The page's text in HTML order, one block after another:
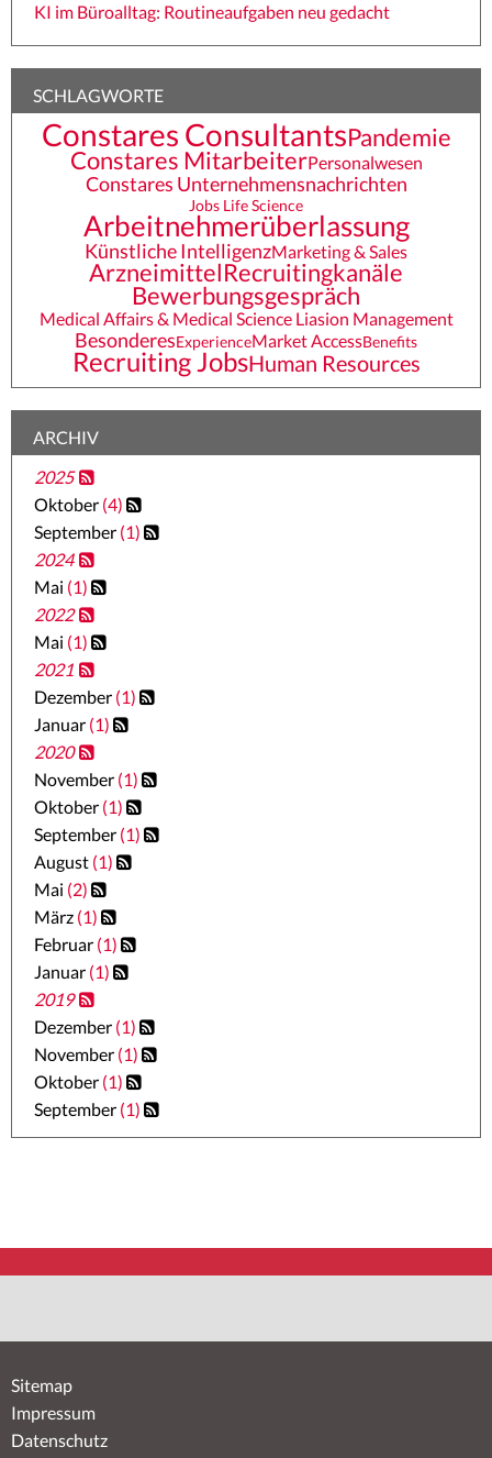
KI im Büroalltag: Routineaufgaben neu gedacht
SCHLAGWORTE
Constares ConsultantsPandemie
Constares MitarbeiterPersonalwesen
Constares Unternehmensnachrichten
Jobs Life Science
Arbeitnehmerüberlassung
Künstliche IntelligenzMarketing & Sales
ArzneimittelRecruitingkanäle
Bewerbungsgespräch
Medical Affairs & Medical Science Liasion Management
BesonderesExperienceMarket AccessBenefits
Recruiting JobsHuman Resources
ARCHIV
2025
Oktober (4)
September (1)
2024
Mai (1)
2022
Mai (1)
2021
Dezember (1)
Januar (1)
2020
November (1)
Oktober (1)
September (1)
August (1)
Mai (2)
März (1)
Februar (1)
Januar (1)
2019
Dezember (1)
November (1)
Oktober (1)
September (1)
Sitemap
Impressum
Datenschutz